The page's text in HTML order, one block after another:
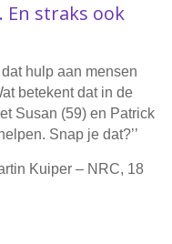
En straks ook
hulp aan mensen
betekent dat in de
Susan (59) en Patrick
Snap je dat?’’
Kuiper – NRC, 18